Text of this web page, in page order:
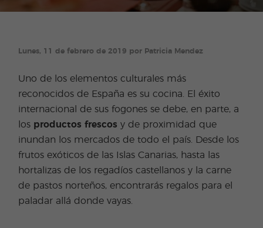
Lunes, 11 de febrero de 2019 por Patricia Mendez
Uno de los elementos culturales más
reconocidos de España es su cocina. El éxito
internacional de sus fogones se debe, en parte, a
los productos frescos y de proximidad que
inundan los mercados de todo el país. Desde los
frutos exóticos de las Islas Canarias, hasta las
hortalizas de los regadíos castellanos y la carne
de pastos norteños, encontrarás regalos para el
paladar allá donde vayas.